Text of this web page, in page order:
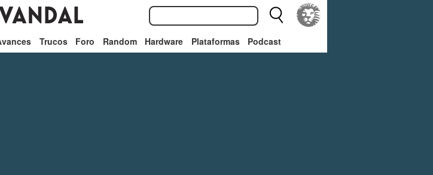
Trucos Foro Random Hardware Plataformas Podcast